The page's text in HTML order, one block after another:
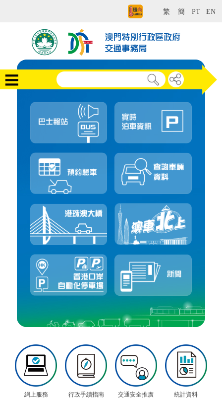
繁 簡 PT EN
網上服務 行政手續指南 交通安全推廣 統計資料